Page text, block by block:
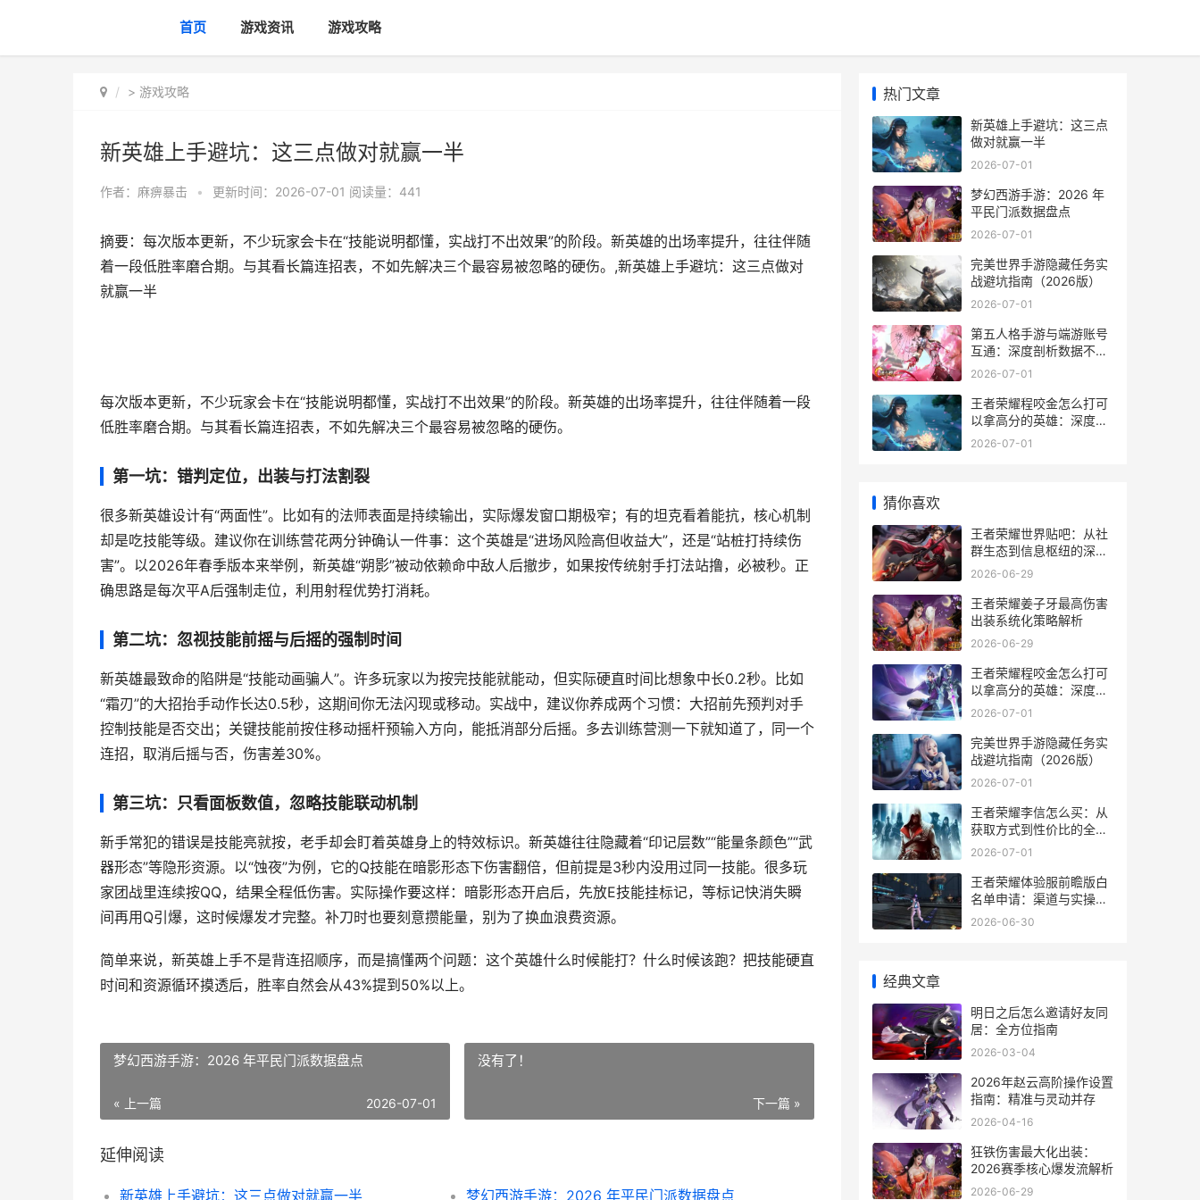
首页 游戏资讯 游戏攻略
> 游戏攻略
新英雄上手避坑：这三点做对就赢一半
作者： 麻痹暴击 • 更新时间：2026-07-01 阅读量：441
摘要：每次版本更新，不少玩家会卡在“技能说明都懂，实战打不出效果”的阶段。新英雄的出场率提升，往往伴随
着一段低胜率磨合期。与其看长篇连招表，不如先解决三个最容易被忽略的硬伤。,新英雄上手避坑：这三点做对
就赢一半
每次版本更新，不少玩家会卡在“技能说明都懂，实战打不出效果”的阶段。新英雄的出场率提升，往往伴随着一段
低胜率磨合期。与其看长篇连招表，不如先解决三个最容易被忽略的硬伤。
第一坑：错判定位，出装与打法割裂
很多新英雄设计有“两面性”。比如有的法师表面是持续输出，实际爆发窗口期极窄；有的坦克看着能抗，核心机制
却是吃技能等级。建议你在训练营花两分钟确认一件事：这个英雄是“进场风险高但收益大”，还是“站桩打持续伤
害”。以2026年春季版本来举例，新英雄“朔影”被动依赖命中敌人后撤步，如果按传统射手打法站撸，必被秒。正
确思路是每次平A后强制走位，利用射程优势打消耗。
第二坑：忽视技能前摇与后摇的强制时间
新英雄最致命的陷阱是“技能动画骗人”。许多玩家以为按完技能就能动，但实际硬直时间比想象中长0.2秒。比如
“霜刃”的大招抬手动作长达0.5秒，这期间你无法闪现或移动。实战中，建议你养成两个习惯：大招前先预判对手
控制技能是否交出；关键技能前按住移动摇杆预输入方向，能抵消部分后摇。多去训练营测一下就知道了，同一个
连招，取消后摇与否，伤害差30%。
第三坑：只看面板数值，忽略技能联动机制
新手常犯的错误是技能亮就按，老手却会盯着英雄身上的特效标识。新英雄往往隐藏着“印记层数”“能量条颜色”“武
器形态”等隐形资源。以“蚀夜”为例，它的Q技能在暗影形态下伤害翻倍，但前提是3秒内没用过同一技能。很多玩
家团战里连续按QQ，结果全程低伤害。实际操作要这样：暗影形态开启后，先放E技能挂标记，等标记快消失瞬
间再用Q引爆，这时候爆发才完整。补刀时也要刻意攒能量，别为了换血浪费资源。
简单来说，新英雄上手不是背连招顺序，而是搞懂两个问题：这个英雄什么时候能打？什么时候该跑？把技能硬直
时间和资源循环摸透后，胜率自然会从43%提到50%以上。
梦幻西游手游：2026 年平民门派数据盘点
« 上一篇 2026-07-01
没有了！
下一篇 »
延伸阅读
新英雄上手避坑：这三点做对就赢一半 梦幻西游手游：2026 年平民门派数据盘点
热门文章
新英雄上手避坑：这三点
做对就赢一半
2026-07-01
梦幻西游手游：2026 年
平民门派数据盘点
2026-07-01
完美世界手游隐藏任务实
战避坑指南（2026版）
2026-07-01
第五人格手游与端游账号
互通：深度剖析数据不共
享的真相
2026-07-01
王者荣耀程咬金怎么打可
以拿高分的英雄：深度解
析
2026-07-01
猜你喜欢
王者荣耀世界贴吧：从社
群生态到信息枢纽的深度
解析
2026-06-29
王者荣耀姜子牙最高伤害
出装系统化策略解析
2026-06-29
王者荣耀程咬金怎么打可
以拿高分的英雄：深度解
析
2026-07-01
完美世界手游隐藏任务实
战避坑指南（2026版）
2026-07-01
王者荣耀李信怎么买：从
获取方式到性价比的全面
拆解
2026-07-01
王者荣耀体验服前瞻版白
名单申请：渠道与实操指
南
2026-06-30
经典文章
明日之后怎么邀请好友同
居：全方位指南
2026-03-04
2026年赵云高阶操作设置
指南：精准与灵动并存
2026-04-16
狂铁伤害最大化出装：
2026赛季核心爆发流解析
2026-06-29